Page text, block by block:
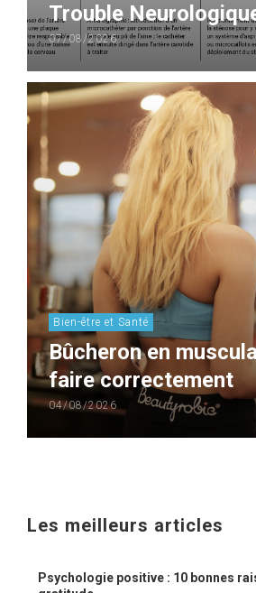
Trouble
07/08/2026
Bien-être et Santé
Bûcheron en
faire correctement
04/08/2026
Les meilleurs articles
Psychologie positive : 10 bonnes